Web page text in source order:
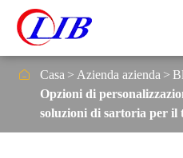
 Casa Azienda azienda
Opzioni di
soluzioni di sartoria per il